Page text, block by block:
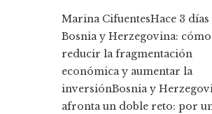
Marina CifuentesHace 3 días
Bosnia y Herzegovina: cómo
reducir la fragmentación
económica y aumentar la
inversiónBosnia y
afronta un doble reto: por